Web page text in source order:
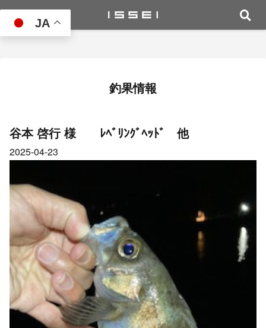
JA
釣果情報
谷本 啓行 様 ﾚﾍﾞﾘﾝｸﾞﾍｯﾄﾞ 他
2025-04-23